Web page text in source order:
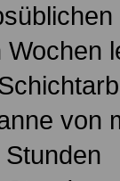
Wochen
von